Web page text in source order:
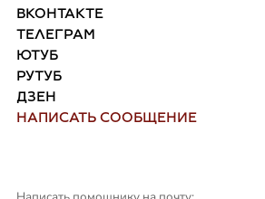
ВКОНТАКТЕ
ТЕЛЕГРАМ
ЮТУБ
РУТУБ
ДЗЕН
НАПИСАТЬ СООБЩЕНИЕ